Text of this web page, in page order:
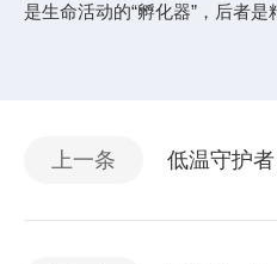
是生命活动的“孵化器”，后者
上一条 低温守护